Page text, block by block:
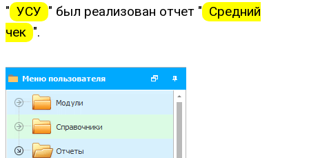
" УСУ " был реализован отчет " Средний
чек ".